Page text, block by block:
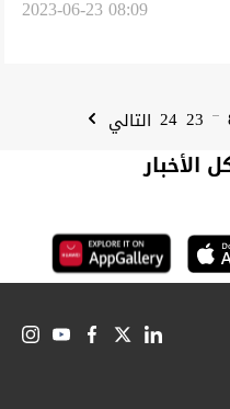
2023-06-23 08:09
...
23
24 التالي